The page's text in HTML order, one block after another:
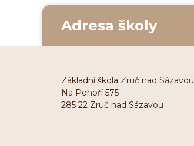
Adresa školy
Základní škola Zruč nad Sázavou
Na Pohoří 575
285 22 Zruč nad Sázavou